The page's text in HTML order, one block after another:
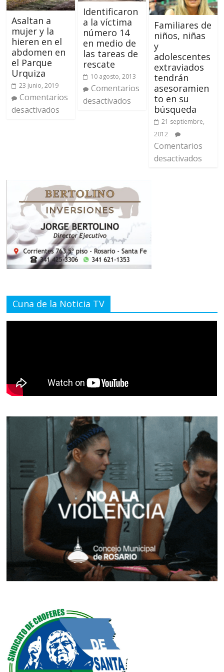
Asaltan a
mujer y la
hieren en el
abdomen en
el Parque
Urquiza
23 junio, 2019
Comentarios
desactivados
Identificaron
a la víctima
número 14
en medio de
las tareas de
rescate
10 agosto, 2013
Comentarios
desactivados
Familiares de
niños, niñas
y
adolescentes
extraviados
tendrán
asesoramien
to en su
búsqueda
21 septiembre,
2012
Comentarios
desactivados
Cuna de la Noticia TV